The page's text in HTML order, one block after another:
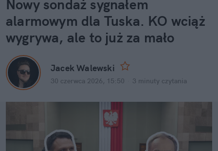
Nowy sondaż sygnałem
alarmowym dla Tuska. KO wciąż
wygrywa, ale to już za mało
Jacek Walewski
30 czerwca 2026, 15:50 3 minuty czytania